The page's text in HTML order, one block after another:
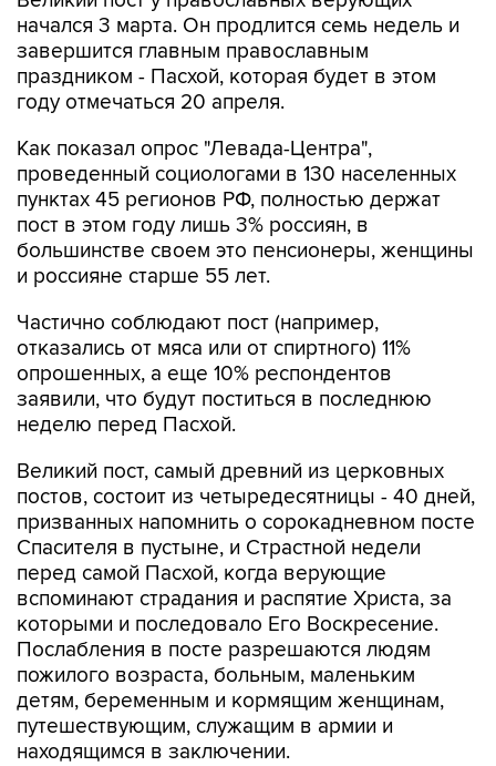
начался 3 марта. Он продлится семь недель и
завершится главным православным
праздником - Пасхой, которая будет в этом
году отмечаться 20 апреля.
Как показал опрос "Левада-Центра",
проведенный социологами в 130 населенных
пунктах 45 регионов РФ, полностью держат
пост в этом году лишь 3% россиян, в
большинстве своем это пенсионеры, женщины
и россияне старше 55 лет.
Частично соблюдают пост (например,
отказались от мяса или от спиртного) 11%
опрошенных, а еще 10% респондентов
заявили, что будут поститься в последнюю
неделю перед Пасхой.
Великий пост, самый древний из церковных
постов, состоит из четыредесятницы - 40 дней,
призванных напомнить о сорокадневном посте
Спасителя в пустыне, и Страстной недели
перед самой Пасхой, когда верующие
вспоминают страдания и распятие Христа, за
которыми и последовало Его Воскресение.
Послабления в посте разрешаются людям
пожилого возраста, больным, маленьким
детям, беременным и кормящим женщинам,
путешествующим, служащим в армии и
находящимся в заключении.